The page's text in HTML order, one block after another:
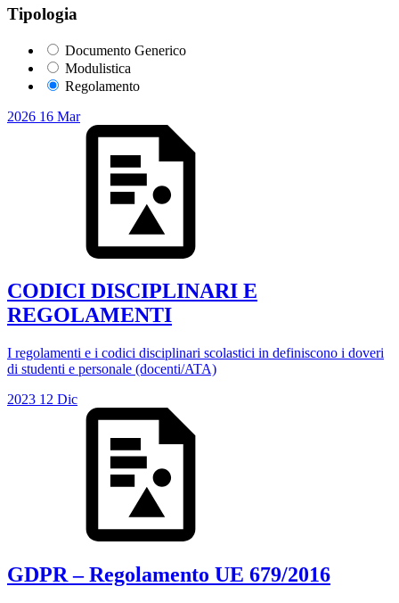
Tipologia
Documento Generico
Modulistica
Regolamento
2026 16 Mar
CODICI DISCIPLINARI E
REGOLAMENTI
I regolamenti e i codici disciplinari scolastici in definiscono i doveri
di studenti e personale (docenti/ATA)
2023 12 Dic
GDPR – Regolamento UE 679/2016